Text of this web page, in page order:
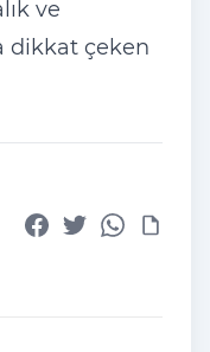
ve
dikkat çeken